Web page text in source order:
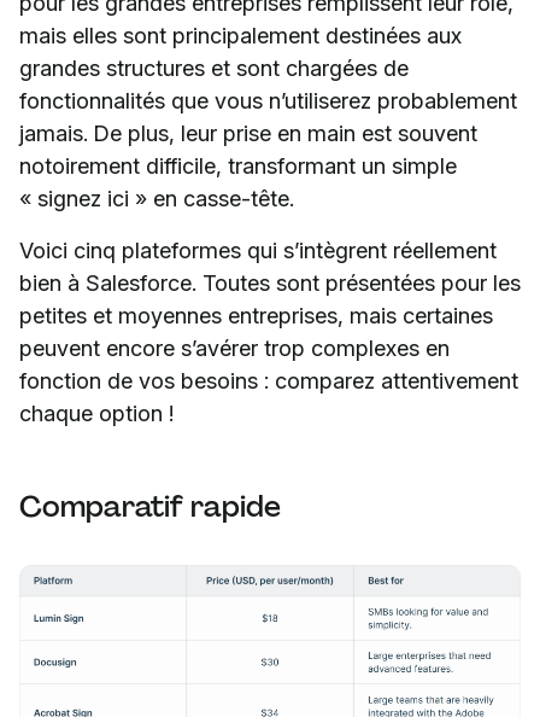
mais elles sont principalement destinées aux
grandes structures et sont chargées de
fonctionnalités que vous n’utiliserez probablement
jamais. De plus, leur prise en main est souvent
notoirement difficile, transformant un simple
« signez ici » en casse-tête.
Voici cinq plateformes qui s’intègrent réellement
bien à Salesforce. Toutes sont présentées pour les
petites et moyennes entreprises, mais certaines
peuvent encore s’avérer trop complexes en
fonction de vos besoins : comparez attentivement
chaque option !
Comparatif rapide